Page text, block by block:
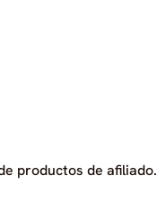
productos de afiliado.